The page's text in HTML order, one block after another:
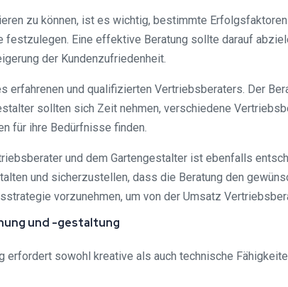
zu können, ist es wichtig, bestimmte
festzulegen. Eine effektive Beratung sollte darauf
der Kundenzufriedenheit.
erfahrenen und qualifizierten Vertriebsberaters. Der
sollten sich Zeit nehmen, verschiedene
für ihre Bedürfnisse finden.
und dem Gartengestalter ist ebenfalls
und sicherzustellen, dass die Beratung den
vorzunehmen, um von der Umsatz
und -gestaltung
erfordert sowohl kreative als auch technische